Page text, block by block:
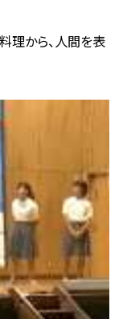
理から、人間を表